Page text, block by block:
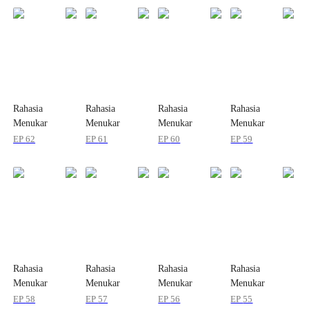
Rahasia
Menukar
Kembali
EP62
Rahasia
Menukar
Kembali
EP61
Rahasia
Menukar
Kembali
EP60
Rahasia
Menukar
Kembali
EP59
Rahasia
Menukar
Kembali
EP58
Rahasia
Menukar
Kembali
EP57
Rahasia
Menukar
Kembali
EP56
Rahasia
Menukar
Kembali
EP55